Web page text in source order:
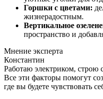
Горшки с цветами:
жизнерадостным.
Вертикальное
пространство и
Мнение эксперта
Константин
Работаю электриком, строю
Все эти факторы помогут
где вы будете чувствовать